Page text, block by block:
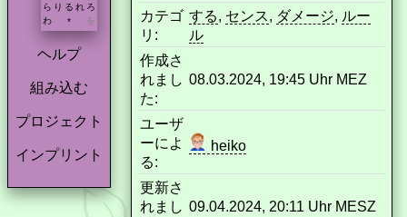
ら り る れ ろ
わ
* を
ヘルプ
組み込む
プロジェクト
インプリント
カテゴ
リ:
する, センス, ダメージ, ルー
ル
作成さ
れまし
た:
08.03.2024, 19:45 Uhr MEZ
ユーザ
ーによ
る:
heiko
更新さ
れまし 09.04.2024, 20:11 Uhr MESZ